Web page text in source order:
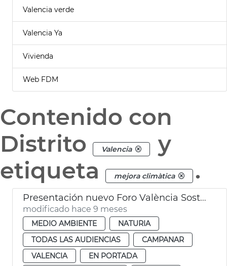
Valencia verde
Valencia Ya
Vivienda
Web FDM
Contenido con
Distrito
Valencia
y
etiqueta
mejora climàtica .
Presentación nuevo Foro València Sostenible
modificado hace 9 meses
MEDIO AMBIENTE
NATURIA
TODAS LAS AUDIENCIAS
CAMPANAR
VALENCIA
EN PORTADA